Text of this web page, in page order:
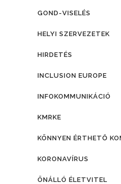
GOND-VISELÉS
HELYI SZERVEZETEK
HIRDETÉS
INCLUSION EUROPE
INFOKOMMUNIKÁCIÓ
KMRKE
KÖNNYEN ÉRTHETŐ
KORONAVÍRUS
ÖNÁLLÓ ÉLETVITEL